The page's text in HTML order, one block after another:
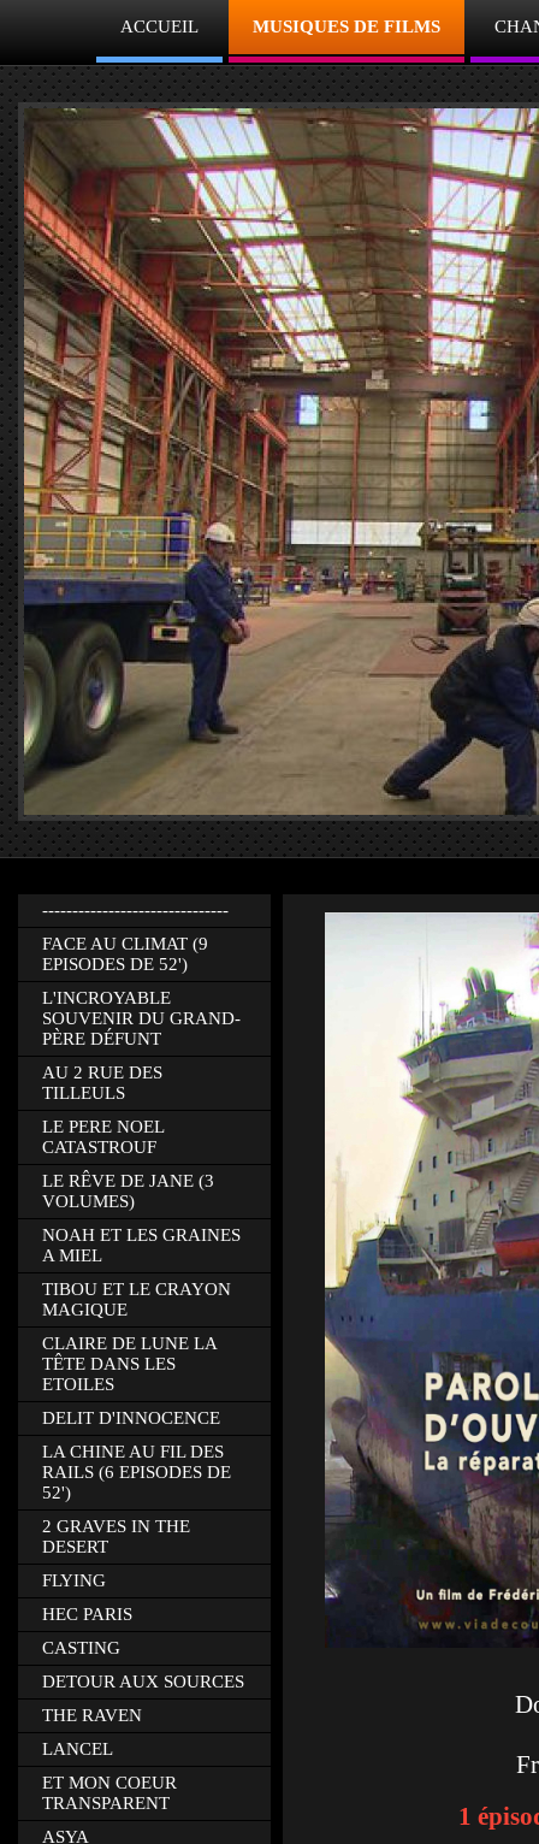
ACCUEIL MUSIQUES DE FILMS
-------------------------------
FACE AU CLIMAT (9
EPISODES DE 52')
L'INCROYABLE
SOUVENIR DU GRAND-
PÈRE DÉFUNT
AU 2 RUE DES
TILLEULS
LE PERE NOEL
CATASTROUF
LE RÊVE DE JANE (3
VOLUMES)
NOAH ET LES GRAINES
A MIEL
TIBOU ET LE CRAYON
MAGIQUE
CLAIRE DE LUNE LA
TÊTE DANS LES
ETOILES
DELIT D'INNOCENCE
LA CHINE AU FIL DES
RAILS (6 EPISODES DE
52')
2 GRAVES IN THE
DESERT
FLYING
HEC PARIS
CASTING
DETOUR AUX SOURCES
THE RAVEN
LANCEL
ET MON COEUR
TRANSPARENT
ASYA
1